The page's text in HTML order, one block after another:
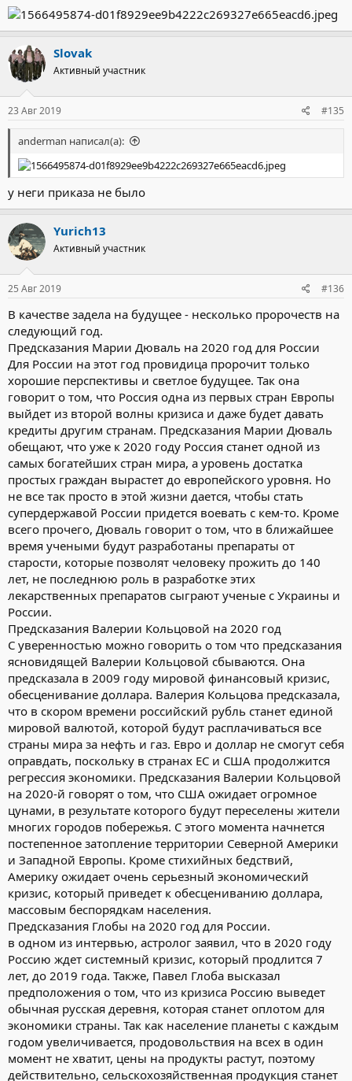
Slovak
Активный участник
23 Авг 2019 #135
anderman написал(а):
у неги приказа не было
Yurich13
Активный участник
25 Авг 2019 #136
В качестве задела на будущее - несколько пророчеств на
следующий год.
Предсказания Марии Дюваль на 2020 год для России
Для России на этот год провидица пророчит только
хорошие перспективы и светлое будущее. Так она
говорит о том, что Россия одна из первых стран Европы
выйдет из второй волны кризиса и даже будет давать
кредиты другим странам. Предсказания Марии Дюваль
обещают, что уже к 2020 году Россия станет одной из
самых богатейших стран мира, а уровень достатка
простых граждан вырастет до европейского уровня. Но
не все так просто в этой жизни дается, чтобы стать
супердержавой России придется воевать с кем-то. Кроме
всего прочего, Дюваль говорит о том, что в ближайшее
время учеными будут разработаны препараты от
старости, которые позволят человеку прожить до 140
лет, не последнюю роль в разработке этих
лекарственных препаратов сыграют ученые с Украины и
России.
Предсказания Валерии Кольцовой на 2020 год
С уверенностью можно говорить о том что предсказания
ясновидящей Валерии Кольцовой сбываются. Она
предсказала в 2009 году мировой финансовый кризис,
обесценивание доллара. Валерия Кольцова предсказала,
что в скором времени российский рубль станет единой
мировой валютой, которой будут расплачиваться все
страны мира за нефть и газ. Евро и доллар не смогут себя
оправдать, поскольку в странах ЕС и США продолжится
регрессия экономики. Предсказания Валерии Кольцовой
на 2020-й говорят о том, что США ожидает огромное
цунами, в результате которого будут переселены жители
многих городов побережья. С этого момента начнется
постепенное затопление территории Северной Америки
и Западной Европы. Кроме стихийных бедствий,
Америку ожидает очень серьезный экономический
кризис, который приведет к обесцениванию доллара,
массовым беспорядкам населения.
Предсказания Глобы на 2020 год для России.
в одном из интервью, астролог заявил, что в 2020 году
Россию ждет системный кризис, который продлится 7
лет, до 2019 года. Также, Павел Глоба высказал
предположения о том, что из кризиса Россию выведет
обычная русская деревня, которая станет оплотом для
экономики страны. Так как население планеты с каждым
годом увеличивается, продовольствия на всех в один
момент не хватит, цены на продукты растут, поэтому
действительно, сельскохозяйственная продукция станет